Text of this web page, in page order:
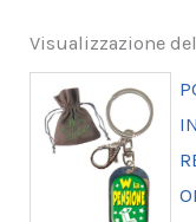
Visualizzazione